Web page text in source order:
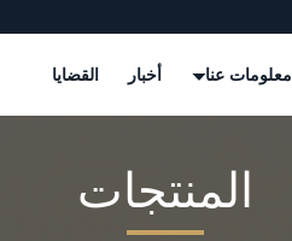
معلومات عنا أخبار القضايا
المنتجات